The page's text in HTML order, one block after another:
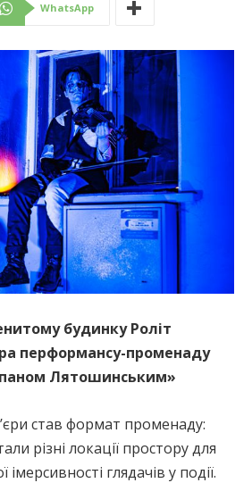
WhatsApp
будинку Роліт
перформансу-променаду
паном Лятошинським»
став формат променаду:
різні локації простору для
глядачів у події.